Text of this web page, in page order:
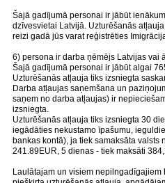
Šajā gadījumā personai ir jābūt
dzīvesvietai Latvijā. Uzturēšanās
reizi gadā jūs varat reģistrēties
6) persona ir darba ņēmējs Latvijas vai
Šajā gadījumā personai ir jābūt algai
Uzturēšanās atļauja tiks izsniegta
Darba atļaujas saņemšana un
saņem no darba atļaujas) ir
izsniegta.
Uzturēšanās atļauja tiks izsniegta 30
iegādāties nekustamo īpašumu,
bankas kontā), ja tiek samaksāta valsts
241.89EUR, 5 dienas - tiek maksāti
Laulātajam un visiem nepilngadīgajiem